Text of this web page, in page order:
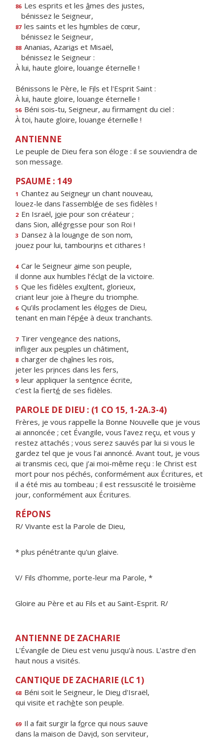
86 Les esprits et les âmes des justes,
bénissez le Seigneur,
87 les saints et les humbles de cœur,
bénissez le Seigneur,
88 Ananias, Azarias et Misaël,
bénissez le Seigneur :
À lui, haute gloire, louange éternelle !
Bénissons le Père, le Fils et l'Esprit Saint :
À lui, haute gloire, louange éternelle !
56 Béni sois-tu, Seigneur, au firmament du ciel :
À toi, haute gloire, louange éternelle !
ANTIENNE
Le peuple de Dieu fera son éloge : il se souviendra de
son message.
PSAUME : 149
1 Chantez au Seigneur un chant nouveau,
louez-le dans l’assemblée de ses fidèles !
2 En Israël, joie pour son créateur ;
dans Sion, allégresse pour son Roi !
3 Dansez à la louange de son nom,
jouez pour lui, tambourins et cithares !
4 Car le Seigneur aime son peuple,
il donne aux humbles l’éclat de la victoire.
5 Que les fidèles exultent, glorieux,
criant leur joie à l’heure du triomphe.
6 Qu’ils proclament les éloges de Dieu,
tenant en main l’épée à deux tranchants.
7 Tirer vengeance des nations,
infliger aux peuples un châtiment,
8 charger de chaînes les rois,
jeter les princes dans les fers,
9 leur appliquer la sentence écrite,
c’est la fierté de ses fidèles.
PAROLE DE DIEU : (1 CO 15, 1-2A.3-4)
Frères, je vous rappelle la Bonne Nouvelle que je vous
ai annoncée ; cet Évangile, vous l’avez reçu, et vous y
restez attachés ; vous serez sauvés par lui si vous le
gardez tel que je vous l’ai annoncé. Avant tout, je vous
ai transmis ceci, que j’ai moi-même reçu : le Christ est
mort pour nos péchés, conformément aux Écritures, et
il a été mis au tombeau ; il est ressuscité le troisième
jour, conformément aux Écritures.
RÉPONS
R/ Vivante est la Parole de Dieu,
* plus pénétrante qu'un glaive.
V/ Fils d'homme, porte-leur ma Parole, *
Gloire au Père et au Fils et au Saint-Esprit. R/
ANTIENNE DE ZACHARIE
L'Évangile de Dieu est venu jusqu'à nous. L'astre d'en
haut nous a visités.
CANTIQUE DE ZACHARIE (LC 1)
68 Béni soit le Seigneur, le Dieu d'Israël,
qui visite et rachète son peuple.
69 Il a fait surgir la force qui nous sauve
dans la maison de David, son serviteur,